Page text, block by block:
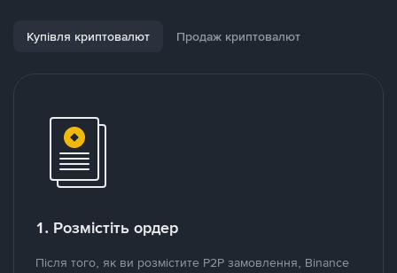
Купівля криптовалют Продаж криптовалют
1. Розмістіть ордер
Після того, як ви розмістите P2P замовлення, Binance